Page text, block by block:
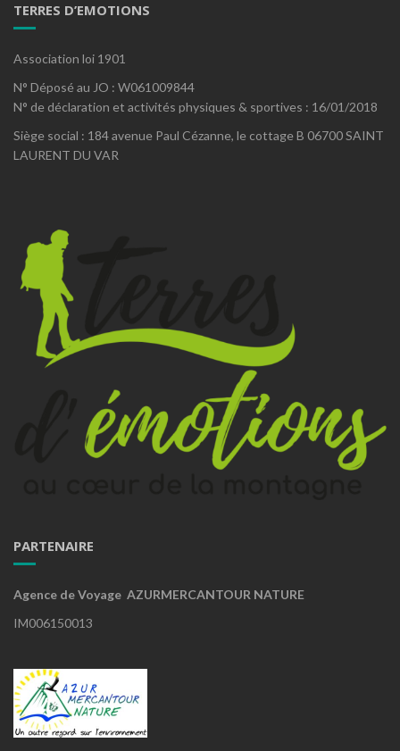
TERRES D’EMOTIONS
Association loi 1901
N° Déposé au JO : W061009844
N° de déclaration et activités physiques & sportives : 16/01/2018
Siège social : 184 avenue Paul Cézanne, le cottage B 06700 SAINT
LAURENT DU VAR
PARTENAIRE
Agence de Voyage AZURMERCANTOUR NATURE
IM006150013